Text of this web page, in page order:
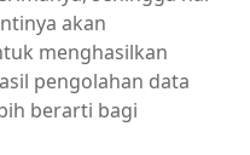
akan
menghasilkan
pengolahan data
berarti bagi